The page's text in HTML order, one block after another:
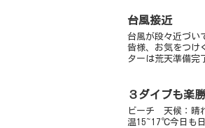
台風接近
台風が段々近づい
皆様、お気をつけ
ターは荒天準備完
(祈)
３ダイブも楽
ビーチ 天候：
温15~17℃今日も